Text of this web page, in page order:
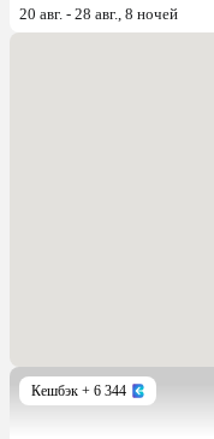
20 авг. - 28 авг., 8 ночей
Кешбэк + 6 344